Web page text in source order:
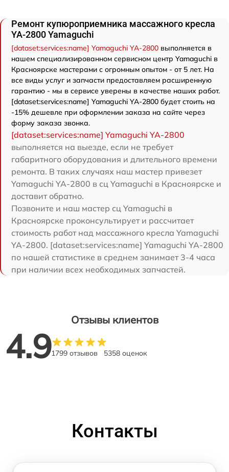
Ремонт купюроприемника массажного кресла
YA-2800 Yamaguchi
[dataset:services:name] Yamaguchi YA-2800 выполняется в
нашем специализированном сервисном центр Yamaguchi в
Красноярске мастерами с огромным опытом - от 5 лет. На
все виды услуг и запчасти предоставляем расширенную
гарантию - мы в сервисе уверены в качестве наших работ.
[dataset:services:name] Yamaguchi YA-2800 будет стоить на
-15% дешевле при оформлении заказа на сайте через
форму заказа звонка.
[dataset:services:name] Yamaguchi YA-2800
выполняется на выезде, если не требует
габаритного оборудования и длительного времени
ремонта. В таких случаях наш мастер привезет
Yamaguchi YA-2800 в сц Yamaguchi в Красноярске и
доставит обратно.
Позвоните и наш мастер сц Yamaguchi в
Красноярске проконсультирует и рассчитает
стоимость работ над массажного кресла Yamaguchi
YA-2800. [dataset:services:name] Yamaguchi YA-2800
по нашей статистике в среднем занимает 3-4 часа
при наличии всех необходимых запчастей.
Отзывы клиентов
4.91799 отзывов 5358 оценок
Контакты